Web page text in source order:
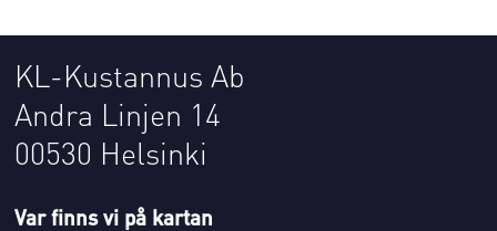
KL-Kustannus Ab
Andra Linjen 14
00530 Helsinki
Var finns vi på kartan